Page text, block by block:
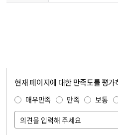
현재 페이지에 대한 만족도를 평가
매우만족 만족 보통